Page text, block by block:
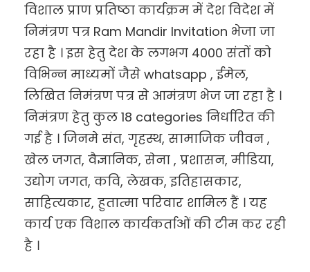
विशाल प्राण प्रतिष्ठा कार्यक्रम में देश विदेश में
निमंत्रण पत्र Ram Mandir Invitation भेजा जा
रहा है । इस हेतु देश के लगभग 4000 संतों को
विभिन्न माध्यमों जैसे whatsapp , ईमेल,
लिखित निमंत्रण पत्र से आमंत्रण भेज जा रहा है ।
निमंत्रण हेतु कुल 18 categories निर्धारित की
गई है । जिनमे संत, गृहस्थ, सामाजिक जीवन ,
खेल जगत, वैज्ञानिक, सेना , प्रशासन, मीडिया,
उद्योग जगत, कवि, लेखक, इतिहासकार,
साहित्यकार, हुतात्मा परिवार शामिल हैं । यह
कार्य एक विशाल कार्यकर्ताओं की टीम कर रही
है ।